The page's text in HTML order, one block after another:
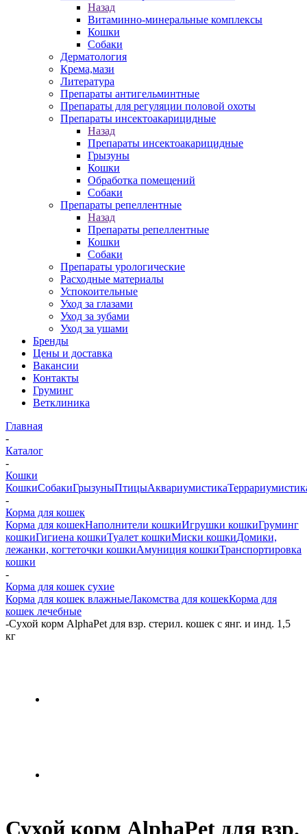
Назад
Витаминно-минеральные комплексы
Кошки
Собаки
Дерматология
Крема,мази
Литература
Препараты антигельминтные
Препараты для регуляции половой охоты
Препараты инсектоакарицидные
Назад
Препараты инсектоакарицидные
Грызуны
Кошки
Обработка помещений
Собаки
Препараты репеллентные
Назад
Препараты репеллентные
Кошки
Собаки
Препараты урологические
Расходные материалы
Успокоительные
Уход за глазами
Уход за зубами
Уход за ушами
Бренды
Цены и доставка
Вакансии
Контакты
Груминг
Ветклиника
Главная
-
Каталог
-
Кошки
КошкиСобакиГрызуныПтицыАквариумистика
-
Корма для кошек
Корма для кошекНаполнители кошкиИгрушки кошкиГруминг
кошкиГигиена кошкиТуалет кошкиМиски кошкиДомики,
лежанки, когтеточки кошкиАмуниция кошкиТранспортировка
кошки
-
Корма для кошек сухие
Корма для кошек влажныеЛакомства для кошекКорма для
кошек лечебные
-Сухой корм AlphaPet для взр. стерил. кошек с янг. и инд. 1,5
кг
Сухой корм AlphaPet для взр.